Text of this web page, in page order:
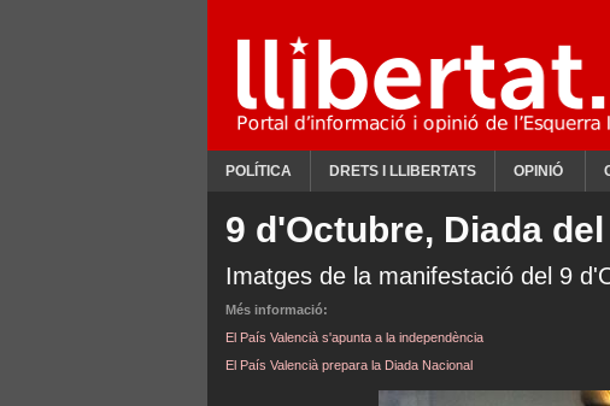
POLÍTICA DRETS I LLIBERTATS OPINIÓ
9 d'Octubre, Diada
Imatges de la manifestació del 9
Més informació:
El País Valencià s'apunta a la independència
El País Valencià prepara la Diada Nacional